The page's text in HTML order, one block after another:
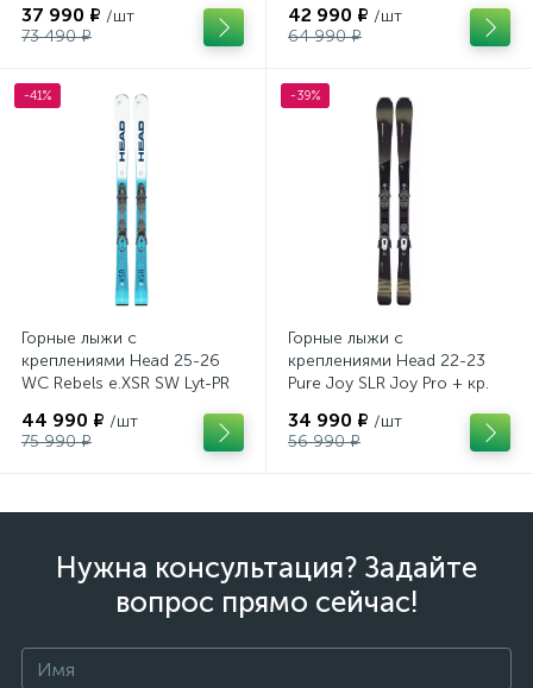
37 990 ₽ /шт
73 490 ₽
42 990 ₽ /шт
64 990 ₽
-41%
Горные лыжи с
креплениями Head 25-26
WC Rebels e.XSR SW Lyt-PR
(100943)
44 990 ₽ /шт
75 990 ₽
-39%
Горные лыжи с
креплениями Head 22-23
Pure Joy SLR Joy Pro + кр.
(100953)
34 990 ₽ /шт
56 990 ₽
Нужна консультация? Задайте
вопрос прямо сейчас!